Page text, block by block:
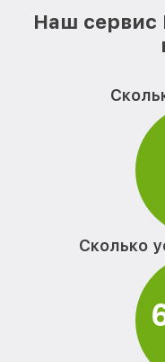
Наш сервис
Сколько